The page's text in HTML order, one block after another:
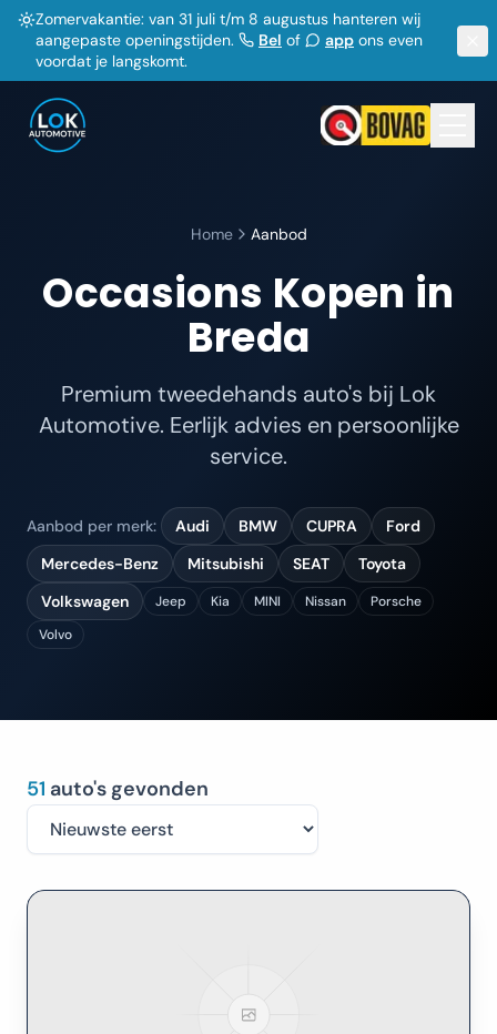
Zomervakantie: van 31 juli t/m 8 augustus hanteren wij
aangepaste openingstijden.
Bel of app ons even
voordat je langskomt.
Home Aanbod
Occasions Kopen in
Breda
Premium tweedehands auto's bij Lok
Automotive. Eerlijk advies en persoonlijke
service.
Aanbod per merk: Audi BMW CUPRA
Ford
Mercedes-Benz
Mitsubishi SEAT
Toyota
Volkswagen
Jeep Kia MINI Nissan
Porsche
Volvo
51 auto's gevonden